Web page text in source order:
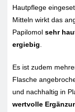
Hautpflege
Mitteln wirkt das
Papilomol sehr
ergiebig.
Es ist zudem
Flasche
und nachhaltig in
wertvolle